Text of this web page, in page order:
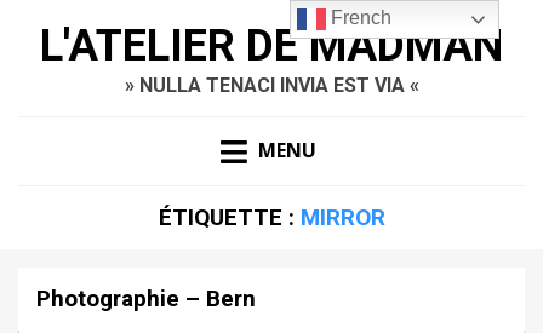
L'ATELIER DE MADMAN
» NULLA TENACI INVIA EST VIA «
MENU
ÉTIQUETTE : MIRROR
Photographie – Bern
French